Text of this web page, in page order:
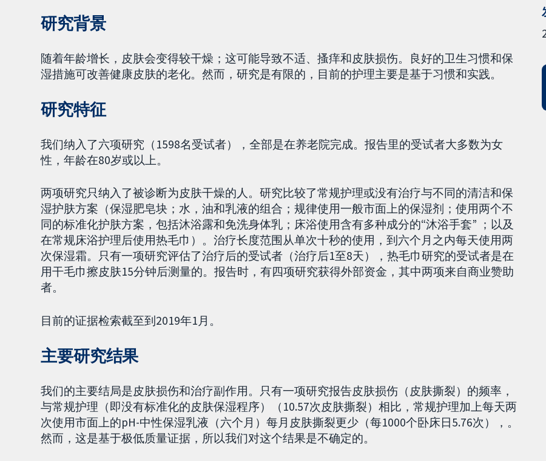
研究背景
随着年龄增长，皮肤会变得较干燥；这可能导致不适、搔痒和皮肤损伤。良好的卫生习惯和保
湿措施可改善健康皮肤的老化。然而，研究是有限的，目前的护理主要是基于习惯和实践。
研究特征
我们纳入了六项研究（1598名受试者），全部是在养老院完成。报告里的受试者大多数为女
性，年龄在80岁或以上。
两项研究只纳入了被诊断为皮肤干燥的人。研究比较了常规护理或没有治疗与不同的清洁和保
湿护肤方案（保湿肥皂块；水，油和乳液的组合；规律使用一般市面上的保湿剂；使用两个不
同的标准化护肤方案，包括沐浴露和免洗身体乳；床浴使用含有多种成分的“沐浴手套” ；以及
在常规床浴护理后使用热毛巾）。治疗长度范围从单次十秒的使用，到六个月之内每天使用两
次保湿霜。只有一项研究评估了治疗后的受试者（治疗后1至8天），热毛巾研究的受试者是在
用干毛巾擦皮肤15分钟后测量的。报告时，有四项研究获得外部资金，其中两项来自商业赞助
者。
目前的证据检索截至到2019年1月。
主要研究结果
我们的主要结局是皮肤损伤和治疗副作用。只有一项研究报告皮肤损伤（皮肤撕裂）的频率，
与常规护理（即没有标准化的皮肤保湿程序）（10.57次皮肤撕裂）相比，常规护理加上每天两
次使用市面上的pH-中性保湿乳液（六个月）每月皮肤撕裂更少（每1000个卧床日5.76次），。
然而，这是基于极低质量证据，所以我们对这个结果是不确定的。